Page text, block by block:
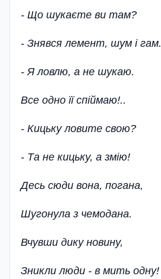
- Що шукаєте ви там?
- Знявся лемент, шум і гам.
- Я ловлю, а не шукаю.
Все одно її спіймаю!..
- Кицьку ловите свою?
- Та не кицьку, а змію!
Десь сюди вона, погана,
Шугонула з чемодана.
Вчувши дику новину,
Зникли люди - в мить одну!